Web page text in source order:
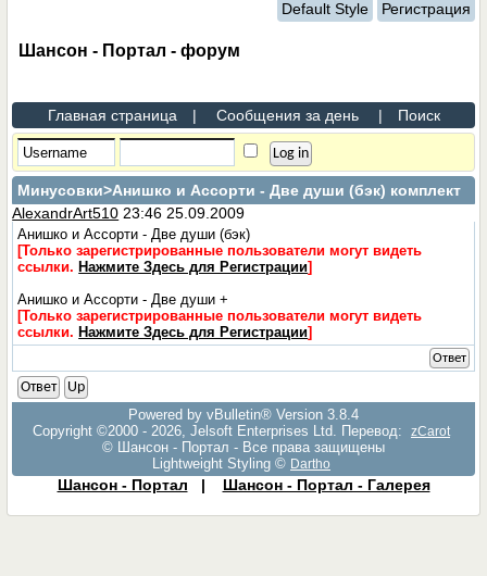
Default Style Регистрация
Шансон - Портал - форум
Главная страница | Сообщения за день | Поиск
Минусовки>Анишко и Ассорти - Две души (бэк) комплект
AlexandrArt510 23:46 25.09.2009
Анишко и Ассорти - Две души (бэк)
[Только зарегистрированные пользователи могут видеть
ссылки. Нажмите Здесь для Регистрации]
Анишко и Ассорти - Две души +
[Только зарегистрированные пользователи могут видеть
ссылки. Нажмите Здесь для Регистрации]
Ответ
Ответ
Up
Powered by vBulletin® Version 3.8.4
Copyright ©2000 - 2026, Jelsoft Enterprises Ltd. Перевод:
zCarot
© Шансон - Портал - Все права защищены
Lightweight Styling © Dartho
Шансон - Портал | Шансон - Портал - Галерея